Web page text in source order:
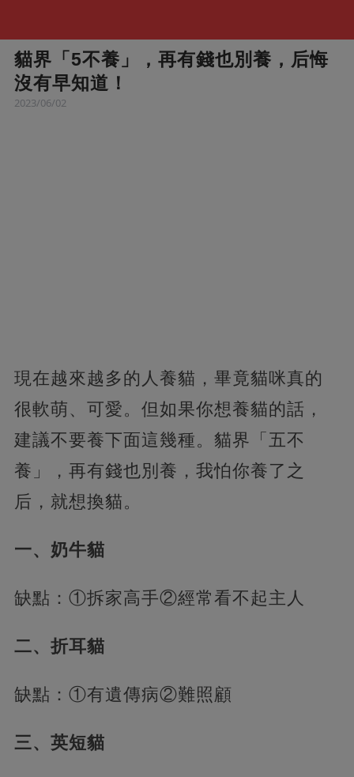
貓界「5不養」，再有錢也別養，后悔
沒有早知道！
2023/06/02
現在越來越多的人養貓，畢竟貓咪真的
很軟萌、可愛。但如果你想養貓的話，
建議不要養下面這幾種。貓界「五不
養」，再有錢也別養，我怕你養了之
后，就想換貓。
一、奶牛貓
缺點：①拆家高手②經常看不起主人
二、折耳貓
缺點：①有遺傳病②難照顧
三、英短貓